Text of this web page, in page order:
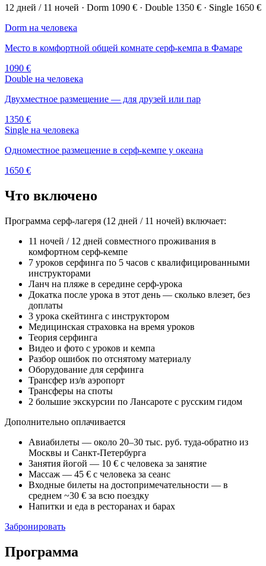
12 дней / 11 ночей · Dorm 1090 € · Double 1350 € · Single 1650 €
Dorm на человека
Место в комфортной общей комнате серф-кемпа в Фамаре
1090 €
Double на человека
Двухместное размещение — для друзей или пар
1350 €
Single на человека
Одноместное размещение в серф-кемпе у океана
1650 €
Что включено
Программа серф-лагеря (12 дней / 11 ночей) включает:
11 ночей / 12 дней совместного проживания в
комфортном серф-кемпе
7 уроков серфинга по 5 часов с квалифицированными
инструкторами
Ланч на пляже в середине серф-урока
Докатка после урока в этот день — сколько влезет, без
доплаты
3 урока скейтинга с инструктором
Медицинская страховка на время уроков
Теория серфинга
Видео и фото с уроков и кемпа
Разбор ошибок по отснятому материалу
Оборудование для серфинга
Трансфер из/в аэропорт
Трансферы на споты
2 большие экскурсии по Лансароте с русским гидом
Дополнительно оплачивается
Авиабилеты — около 20–30 тыс. руб. туда-обратно из
Москвы и Санкт-Петербурга
Занятия йогой — 10 € с человека за занятие
Массаж — 45 € с человека за сеанс
Входные билеты на достопримечательности — в
среднем ~30 € за всю поездку
Напитки и еда в ресторанах и барах
Забронировать
Программа